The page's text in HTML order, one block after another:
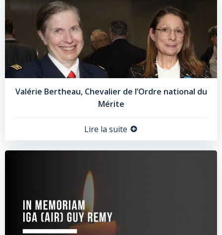
Valérie Bertheau, Chevalier de l’Ordre national du
Mérite
Lire la suite